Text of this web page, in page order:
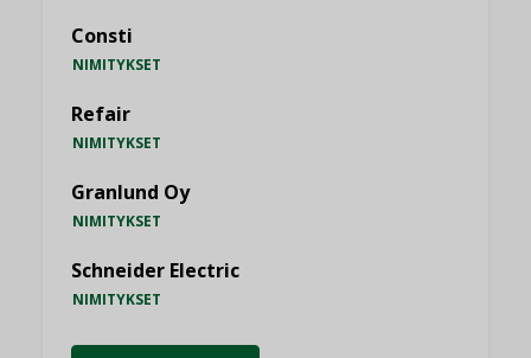
Consti
NIMITYKSET
Refair
NIMITYKSET
Granlund Oy
NIMITYKSET
Schneider Electric
NIMITYKSET